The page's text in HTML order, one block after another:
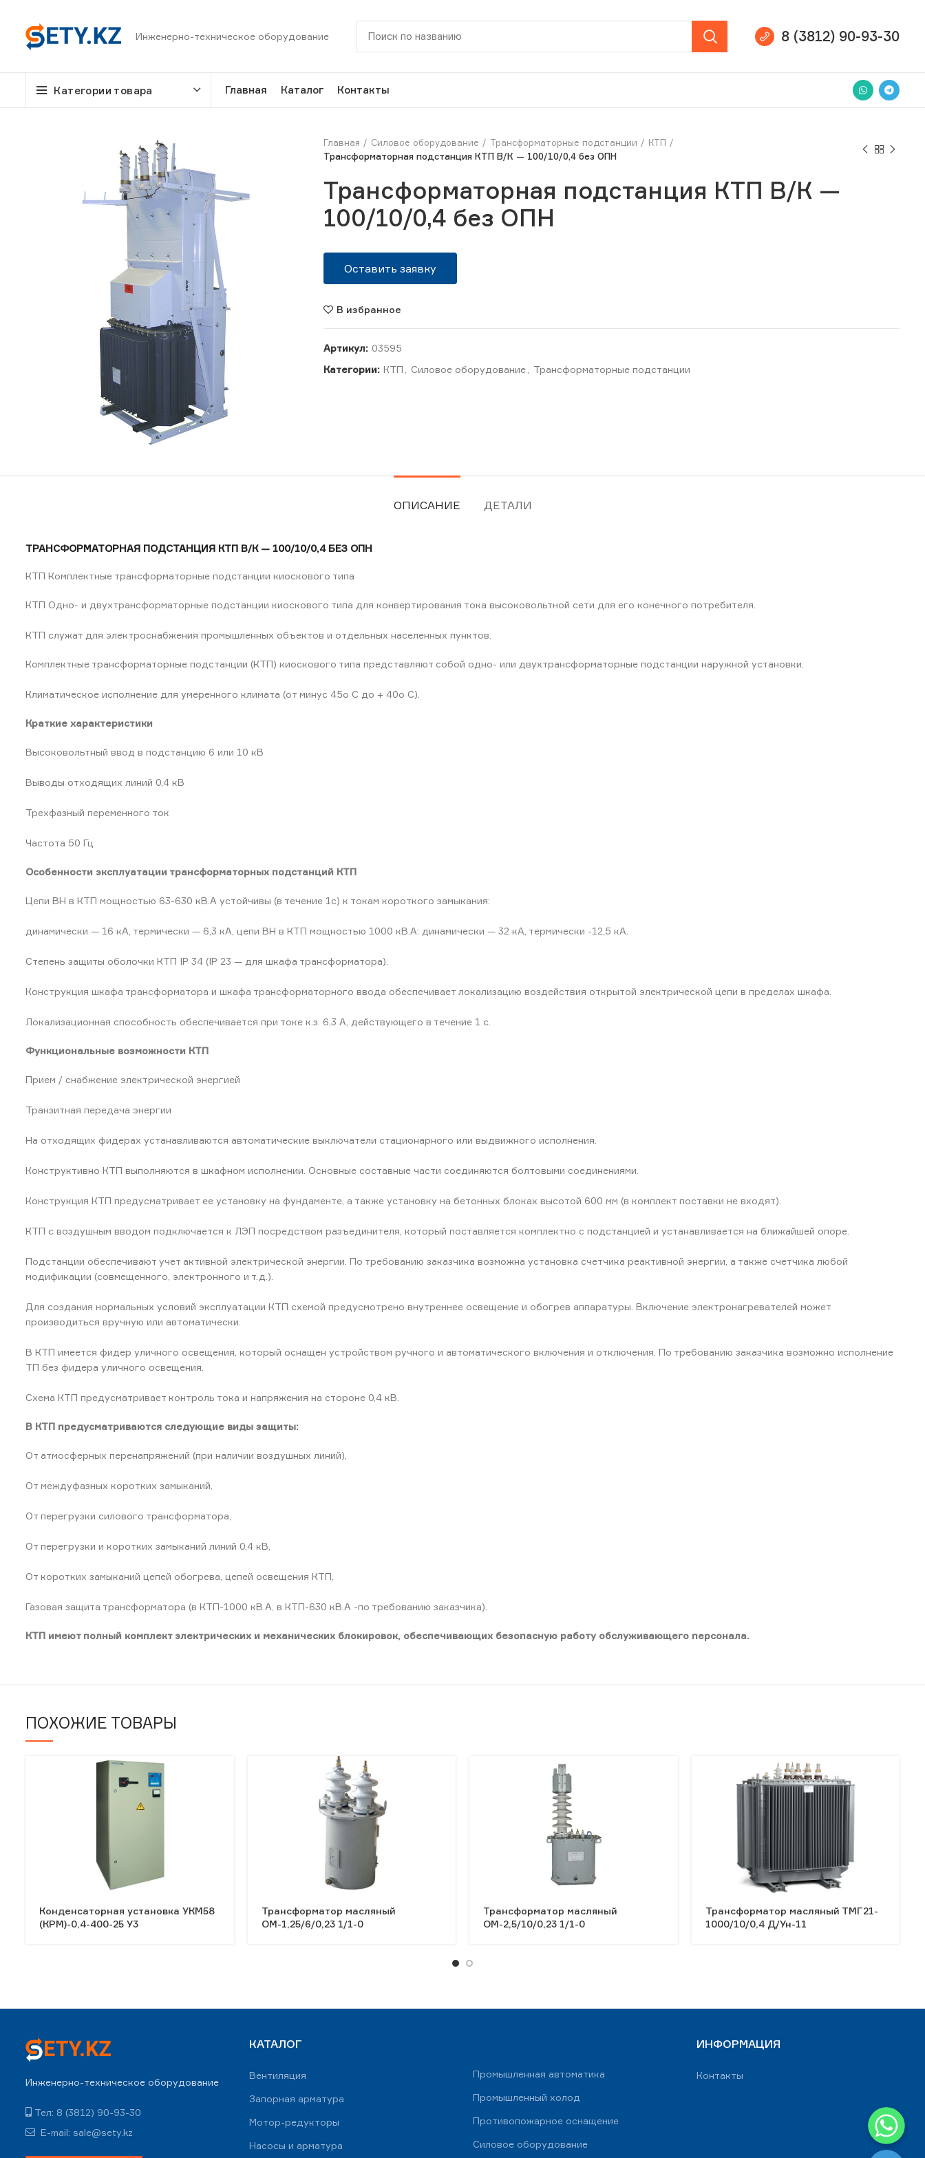
Инженерно-техническое оборудование 8 (3812) 90-93-30
Категории товара Главная Каталог Контакты
Главная Силовое оборудование Трансформаторные подстанции
КТП
Трансформаторная подстанция КТП В/К — 100/10/0,4 без ОПН
Трансформаторная подстанция КТП В/К —
100/10/0,4 без ОПН
Оставить заявку
В избранное
Артикул: 03595
Категории: КТП Силовое оборудование Трансформаторные подстанции
ОПИСАНИЕ ДЕТАЛИ
ТРАНСФОРМАТОРНАЯ ПОДСТАНЦИЯ КТП В/К — 100/10/0,4 БЕЗ ОПН
КТП Комплектные трансформаторные подстанции киоскового типа
КТП Одно- и двухтрансформаторные подстанции киоскового типа для конвертирования тока высоковольтной сети для его конечного потребителя.
КТП служат для электроснабжения промышленных объектов и отдельных населенных пунктов.
Комплектные трансформаторные подстанции (КТП) киоскового типа представляют собой одно- или двухтрансформаторные подстанции наружной установки.
Климатическое исполнение для умеренного климата (от минус 45o С до + 40o С).
Краткие характеристики
Высоковольтный ввод в подстанцию 6 или 10 кВ
Выводы отходящих линий 0,4 кВ
Трехфазный переменного ток
Частота 50 Гц
Особенности эксплуатации трансформаторных подстанций КТП
Цепи ВН в КТП мощностью 63-630 кВ.А устойчивы (в течение 1с) к токам короткого замыкания:
динамически — 16 кА, термически — 6,3 кА, цепи ВН в КТП мощностью 1000 кВ.А: динамически — 32 кА, термически -12,5 кА.
Cтепень защиты оболочки КТП IP 34 (IP 23 — для шкафа трансформатора).
Конструкция шкафа трансформатора и шкафа трансформаторного ввода обеспечивает локализацию воздействия открытой электрической цепи в пределах шкафа.
Локализационная способность обеспечивается при токе к.з. 6,3 А, действующего в течение 1 с.
Функциональные возможности КТП
Прием / снабжение электрической энергией
Транзитная передача энергии
На отходящих фидерах устанавливаются автоматические выключатели стационарного или выдвижного исполнения.
Конструктивно КТП выполняются в шкафном исполнении. Основные составные части соединяются болтовыми соединениями.
Конструкция КТП предусматривает ее установку на фундаменте, а также установку на бетонных блоках высотой 600 мм (в комплект поставки не входят).
КТП с воздушным вводом подключается к ЛЭП посредством разъединителя, который поставляется комплектно с подстанцией и устанавливается на ближайшей опоре.
Подстанции обеспечивают учет активной электрической энергии. По требованию заказчика возможна установка счетчика реактивной энергии, а также счетчика любой
модификации (совмещенного, электронного и т.д.).
Для создания нормальных условий эксплуатации КТП схемой предусмотрено внутреннее освещение и обогрев аппаратуры. Включение электронагревателей может
производиться вручную или автоматически.
В КТП имеется фидер уличного освещения, который оснащен устройством ручного и автоматического включения и отключения. По требованию заказчика возможно исполнение
ТП без фидера уличного освещения.
Схема КТП предусматривает контроль тока и напряжения на стороне 0,4 кВ.
В КТП предусматриваются следующие виды защиты:
От атмосферных перенапряжений (при наличии воздушных линий),
От междуфазных коротких замыканий,
От перегрузки силового трансформатора,
От перегрузки и коротких замыканий линий 0,4 кВ,
От коротких замыканий цепей обогрева, цепей освещения КТП,
Газовая защита трансформатора (в КТП-1000 кВ.А, в КТП-630 кВ.А -по требованию заказчика).
КТП имеют полный комплект электрических и механических блокировок, обеспечивающих безопасную работу обслуживающего персонала.
ПОХОЖИЕ ТОВАРЫ
Конденсаторная установка УКМ58
(КРМ)-0,4-400-25 У3
Трансформатор масляный
ОМ-1,25/6/0,23 1/1-0
Трансформатор масляный
ОМ-2,5/10/0,23 1/1-0
Трансформатор масляный ТМГ21-
1000/10/0,4 Д/Ун-11
Инженерно-техническое оборудование
Тел: 8 (3812) 90-93-30
E-mail: sale@sety.kz
КАТАЛОГ
Вентиляция
Запорная арматура
Мотор-редукторы
Насосы и арматура
Промышленная автоматика
Промышленный холод
Противопожарное оснащение
Силовое оборудование
ИНФОРМАЦИЯ
Контакты
WhatsApp
Telegram